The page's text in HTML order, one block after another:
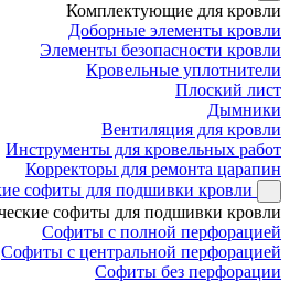
Комплектующие для кровли
Доборные элементы кровли
Элементы безопасности кровли
Кровельные уплотнители
Плоский лист
Дымники
Вентиляция для кровли
Инструменты для кровельных работ
Корректоры для ремонта царапин
софиты для подшивки кровли
софиты для подшивки кровли
Софиты с полной перфорацией
Софиты с центральной перфорацией
Софиты без перфорации